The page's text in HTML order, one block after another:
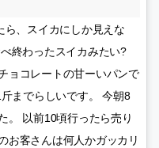
ら、スイカにしか見えな
終わったスイカみたい?
ョコレートの甘ーいパンで
までらしいです。 今朝8
。 以前10頃行ったら売り
お客さんは何人かガッカリ